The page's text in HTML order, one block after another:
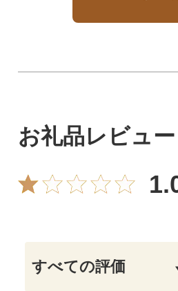
お礼品レビュー